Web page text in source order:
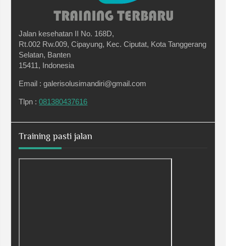
Jalan kesehatan II No. 168D,
Rt.002 Rw.009, Cipayung, Kec. Ciputat, Kota Tanggerang
Selatan, Banten
15411, Indonesia
Email : galerisolusimandiri@gmail.com
Tlpn :081380437616
Training pasti jalan